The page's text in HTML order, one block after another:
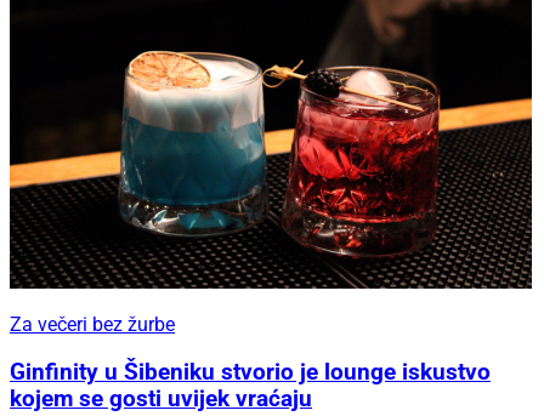
Za večeri bez žurbe
Ginfinity u Šibeniku stvorio je lounge iskustvo
kojem se gosti uvijek vraćaju